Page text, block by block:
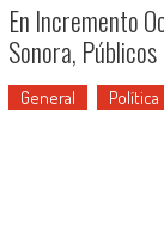
En Incremento
Sonora,
General Política